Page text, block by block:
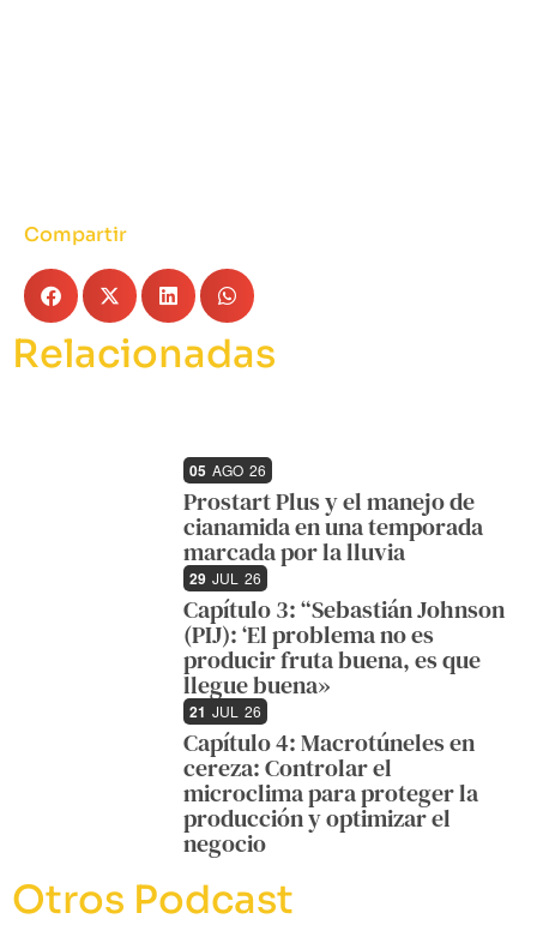
Compartir
Relacionadas
05 AGO 26
Prostart Plus y el manejo de
cianamida en una temporada
marcada por la lluvia
29 JUL 26
Capítulo 3: “Sebastián Johnson
(PIJ): ‘El problema no es
producir fruta buena, es que
llegue buena»
21 JUL 26
Capítulo 4: Macrotúneles en
cereza: Controlar el
microclima para proteger la
producción y optimizar el
negocio
Otros Podcast